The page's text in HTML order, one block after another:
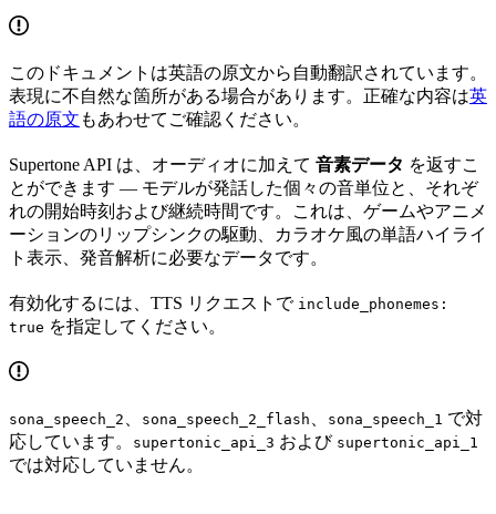
このドキュメントは英語の原文から自動翻訳されています。
表現に不自然な箇所がある場合があります。正確な内容は英
語の原文 もあわせてご確認ください。
Supertone API は、オーディオに加えて 音素データ を返すこ
とができます — モデルが発話した個々の音単位と、それぞ
れの開始時刻および継続時間です。これは、ゲームやアニメ
ーションのリップシンクの駆動、カラオケ風の単語ハイライ
ト表示、発音解析に必要なデータです。
有効化するには、TTS リクエストで include_phonemes:
true を指定してください。
sona_speech_2 sona_speech_2_flash sona_speech_1 で対
応しています。
supertonic_api_3 および supertonic_api_1
では対応していません。